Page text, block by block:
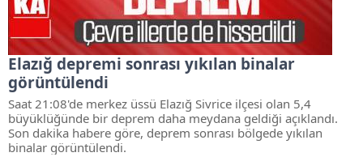
Elazığ depremi sonrası yıkılan binalar
görüntülendi
Saat 21:08'de merkez üssü Elazığ Sivrice ilçesi olan 5,4
büyüklüğünde bir deprem daha meydana geldiği açıklandı.
Son dakika habere göre, deprem sonrası bölgede yıkılan
binalar görüntülendi.